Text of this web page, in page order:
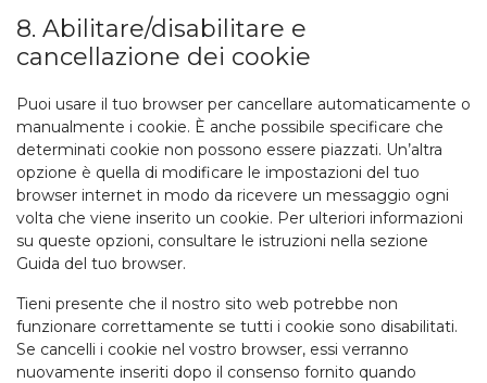
8. Abilitare/disabilitare e
cancellazione dei cookie
Puoi usare il tuo browser per cancellare automaticamente o
manualmente i cookie. È anche possibile specificare che
determinati cookie non possono essere piazzati. Un’altra
opzione è quella di modificare le impostazioni del tuo
browser internet in modo da ricevere un messaggio ogni
volta che viene inserito un cookie. Per ulteriori informazioni
su queste opzioni, consultare le istruzioni nella sezione
Guida del tuo browser.
Tieni presente che il nostro sito web potrebbe non
funzionare correttamente se tutti i cookie sono disabilitati.
Se cancelli i cookie nel vostro browser, essi verranno
nuovamente inseriti dopo il consenso fornito quando